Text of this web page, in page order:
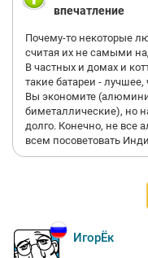
впечатление
Почему-то некоторые
считая их не самыми
В частных и домах и
такие батареи -
Вы экономите
биметаллические), но
долго. Конечно, не все
всем посоветовать
ИгорЁк